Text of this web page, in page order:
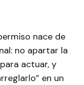
nace de
no apartar la
actuar, y
en un